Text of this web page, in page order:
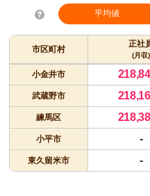
平均値
市区町村
正社
(月収)
小金井市
武蔵野市
練馬区
小平市 -
東久留米市 -